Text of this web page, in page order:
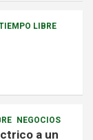
LIBRE
NEGOCIOS
a un